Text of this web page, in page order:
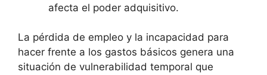
afecta el poder adquisitivo.
La pérdida de empleo y la incapacidad para
hacer frente a los gastos básicos genera una
situación de vulnerabilidad temporal que